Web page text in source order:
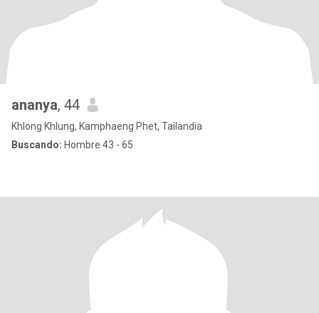
ananya, 44
Khlong Khlung, Kamphaeng Phet, Tailandia
Buscando: Hombre 43 - 65